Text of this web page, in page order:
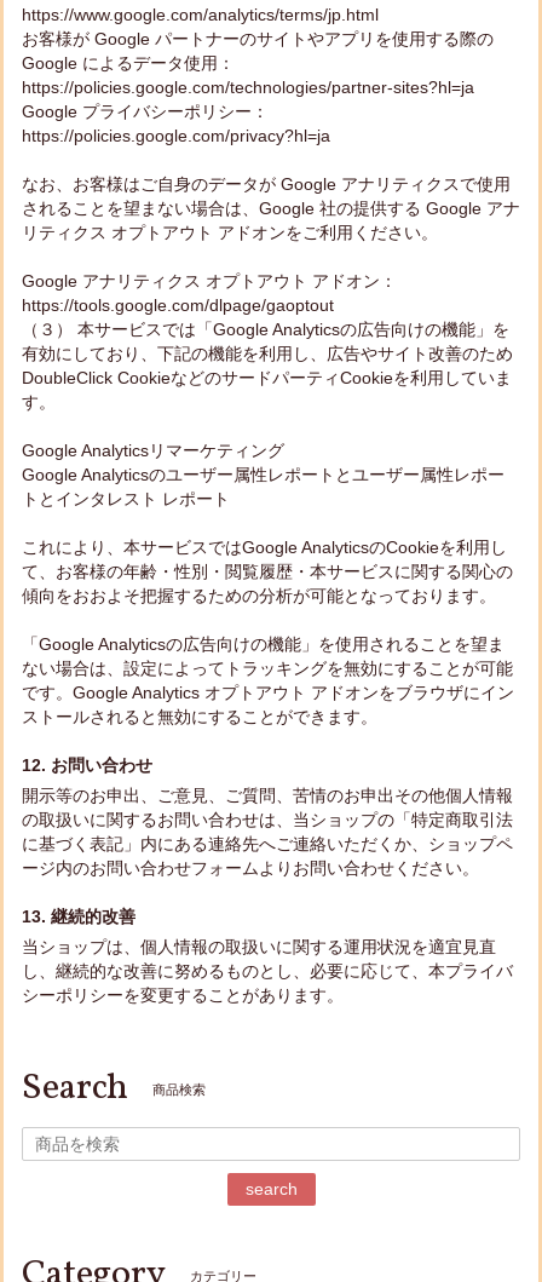
https://www.google.com/analytics/terms/jp.html
お客様が Google パートナーのサイトやアプリを使用する際の
Google によるデータ使用：
https://policies.google.com/technologies/partner-sites?hl=ja
Google プライバシーポリシー：
https://policies.google.com/privacy?hl=ja
なお、お客様はご自身のデータが Google アナリティクスで使用
されることを望まない場合は、Google 社の提供する Google アナ
リティクス オプトアウト アドオンをご利用ください。
Google アナリティクス オプトアウト アドオン：
https://tools.google.com/dlpage/gaoptout
（３） 本サービスでは「Google Analyticsの広告向けの機能」を
有効にしており、下記の機能を利用し、広告やサイト改善のため
DoubleClick CookieなどのサードパーティCookieを利用していま
す。
Google Analyticsリマーケティング
Google Analyticsのユーザー属性レポートとユーザー属性レポー
トとインタレスト レポート
これにより、本サービスではGoogle AnalyticsのCookieを利用し
て、お客様の年齢・性別・閲覧履歴・本サービスに関する関心の
傾向をおおよそ把握するための分析が可能となっております。
「Google Analyticsの広告向けの機能」を使用されることを望ま
ない場合は、設定によってトラッキングを無効にすることが可能
です。Google Analytics オプトアウト アドオンをブラウザにイン
ストールされると無効にすることができます。
12. お問い合わせ
開示等のお申出、ご意見、ご質問、苦情のお申出その他個人情報
の取扱いに関するお問い合わせは、当ショップの「特定商取引法
に基づく表記」内にある連絡先へご連絡いただくか、ショップペ
ージ内のお問い合わせフォームよりお問い合わせください。
13. 継続的改善
当ショップは、個人情報の取扱いに関する運用状況を適宜見直
し、継続的な改善に努めるものとし、必要に応じて、本プライバ
シーポリシーを変更することがあります。
Search 商品検索
search
カテゴリー